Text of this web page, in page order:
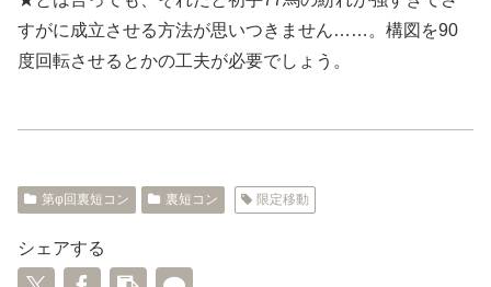
すがに成立させる方法が思いつきません……。構図を90
度回転させるとかの工夫が必要でしょう。
第φ回裏短コン 裏短コン 限定移動
シェアする